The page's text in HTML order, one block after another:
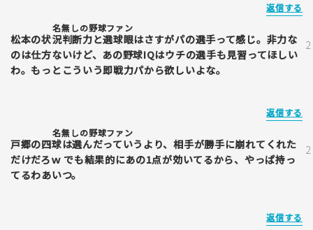
返信する
名無しの野球ファン
松本の状況判断力と選球眼はさすがパの選手って感じ。非力な
のは仕方ないけど、あの野球IQはウチの選手も見習ってほしい
わ。もっとこういう即戦力パから欲しいよな。
返信する
名無しの野球ファン
戸郷の四球は選んだっていうより、相手が勝手に崩れてくれた
だけだろｗ でも結果的にあの1点が効いてるから、やっぱ持っ
てるわあいつ。
返信する